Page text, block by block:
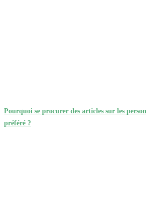
Pourquoi se procurer des articles sur les
préféré ?